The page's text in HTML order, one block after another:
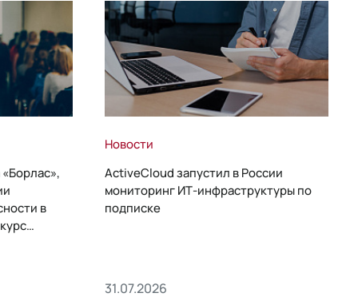
в
Новости
ActiveCloud запустил в России
мониторинг ИТ-инфраструктуры по
подписке
31.07.2026